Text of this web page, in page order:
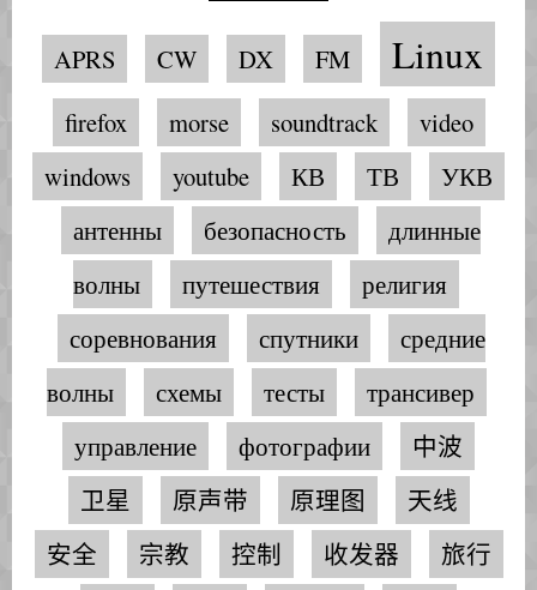
APRS CW DX FM Linux
firefox morse soundtrack
video
windows
youtube КВ ТВ
УКВ
антенны
безопасность
длинные
волны
путешествия
религия
соревнования
спутники
средние
волны
схемы тесты
трансивер
управление
фотографии
中波
卫星
原声带 原理图
天线
安全
宗教 控制 收发器
旅行